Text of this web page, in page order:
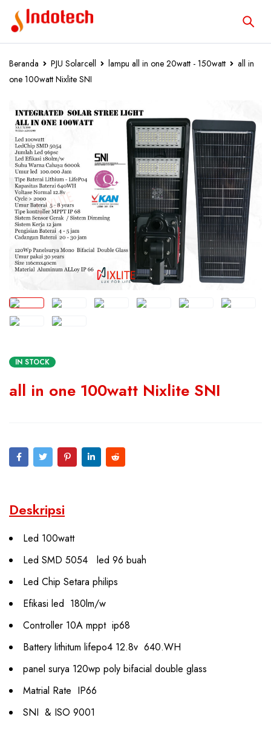
Beranda PJU Solarcell lampu all in one 20watt - 150watt
all in
one 100watt Nixlite SNI
IN STOCK
all in one 100watt Nixlite SNI
Deskripsi
Led 100watt
Led SMD 5054 led 96 buah
Led Chip Setara philips
Efikasi led 180lm/w
Controller 10A mppt ip68
Battery lithitum lifepo4 12.8v 640.WH
panel surya 120wp poly bifacial double glass
Matrial Rate IP66
SNI & ISO 9001